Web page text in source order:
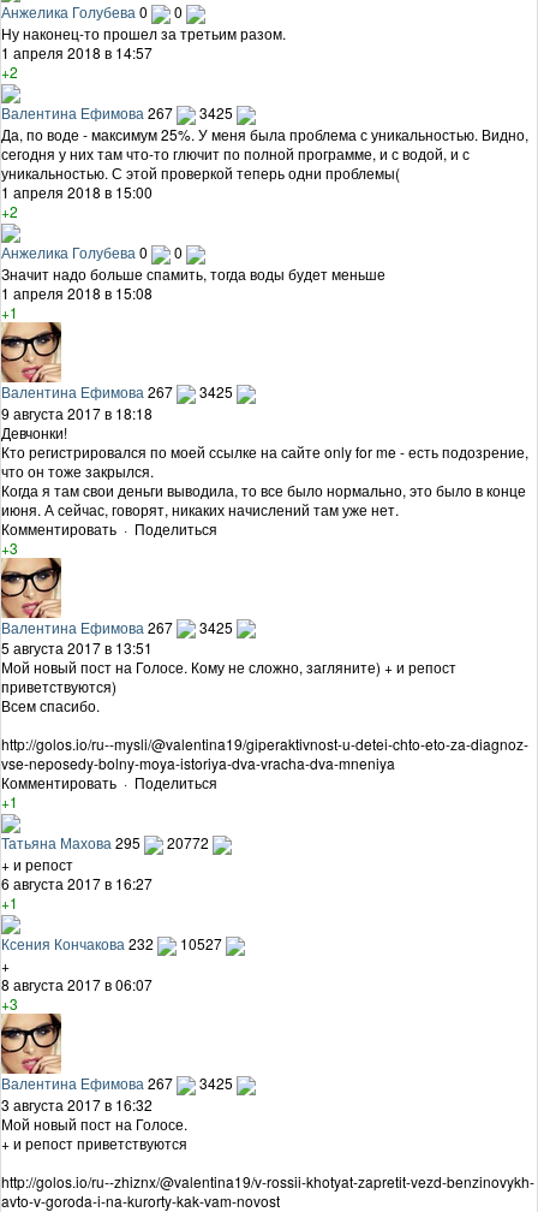
Анжелика Голубева0
0
Ну наконец-то прошел за третьим разом.
1 апреля 2018 в 14:57
+2
Валентина Ефимова 267
3425
Да, по воде - максимум 25%. У меня была проблема с уникальностью. Видно,
сегодня у них там что-то глючит по полной программе, и с водой, и с
уникальностью. С этой проверкой теперь одни проблемы(
1 апреля 2018 в 15:00
+2
Анжелика Голубева 0
0
Значит надо больше спамить, тогда воды будет меньше
1 апреля 2018 в 15:08
+1
Валентина Ефимова 267
3425
9 августа 2017 в 18:18
Девчонки!
Кто регистрировался по моей ссылке на сайте only for me - есть подозрение,
что он тоже закрылся.
Когда я там свои деньги выводила, то все было нормально, это было в конце
июня. А сейчас, говорят, никаких начислений там уже нет.
Комментировать · Поделиться
+3
Валентина Ефимова 267
3425
5 августа 2017 в 13:51
Мой новый пост на Голосе. Кому не сложно, загляните) + и репост
приветствуются)
Всем спасибо.
http://golos.io/ru--mysli/@valentina19/giperaktivnost-u-detei-chto-eto-za-diagnoz-
vse-neposedy-bolny-moya-istoriya-dva-vracha-dva-mneniya
Комментировать · Поделиться
+1
Татьяна Махова 295
20772
+ и репост
6 августа 2017 в 16:27
+1
Ксения Кончакова 232
10527
+
8 августа 2017 в 06:07
+3
Валентина Ефимова 267
3425
3 августа 2017 в 16:32
Мой новый пост на Голосе.
+ и репост приветствуются
http://golos.io/ru--zhiznx/@valentina19/v-rossii-khotyat-zapretit-vezd-benzinovykh-
avto-v-goroda-i-na-kurorty-kak-vam-novost